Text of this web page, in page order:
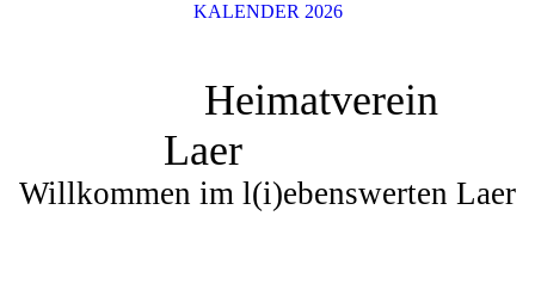
Heimatverein
Laer
Willkommen im l(i)ebenswerten Laer
KALENDER 2026